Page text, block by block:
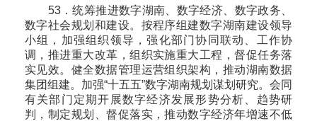
53．统筹推进数字湖南、数字经济、数字政务、
数字社会规划和建设。按程序组建数字湖南建设领导
小组，加强组织领导，强化部门协同联动、工作协
调，推进重大改革，组织实施重大工程，督促任务落
实见效。健全数据管理运营组织架构，推动湖南数据
集团组建。加强“十五五”数字湖南规划谋划研究。会同
有关部门定期开展数字经济发展形势分析、趋势研
判，制定规划、督促落实，推动数字经济年增速不低